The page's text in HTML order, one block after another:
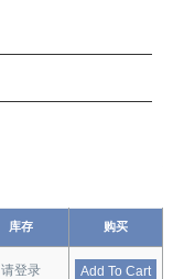
库存 购买
请登录 Add To Cart